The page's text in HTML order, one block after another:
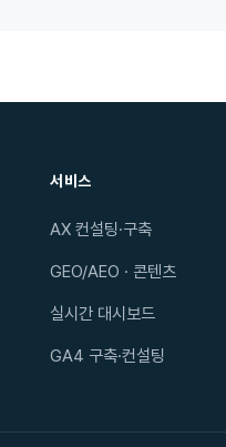
서비스
AX 컨설팅·구축
GEO/AEO · 콘텐츠
실시간 대시보드
GA4 구축·컨설팅